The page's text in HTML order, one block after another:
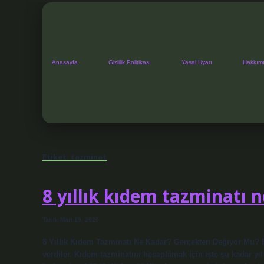
Anasayfa Gizlilik Politikası Yasal Uyarı
Etiket: tazminat
8 yıllık kıdem tazminatı
Tarih: Mart 19, 2026
8 Yıllık Kıdem Tazminatı Ne Kadar? Gerçekten Değiyor
verdiler. Kıdem tazminatını hesaplamak için işte şu kadar